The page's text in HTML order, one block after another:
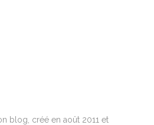
blog, créé en août 2011 et